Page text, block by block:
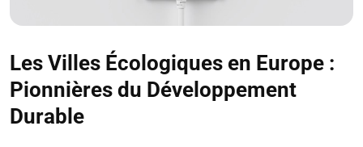
Les Villes Écologiques en Europe :
Pionnières du Développement
Durable